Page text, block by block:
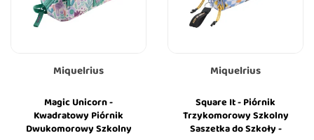
Miquelrius
Magic Unicorn -
Kwadratowy Piórnik
Dwukomorowy Szkolny
Miquelrius
Square It - Piórnik
Trzykomorowy Szkolny
Saszetka do Szkoły -